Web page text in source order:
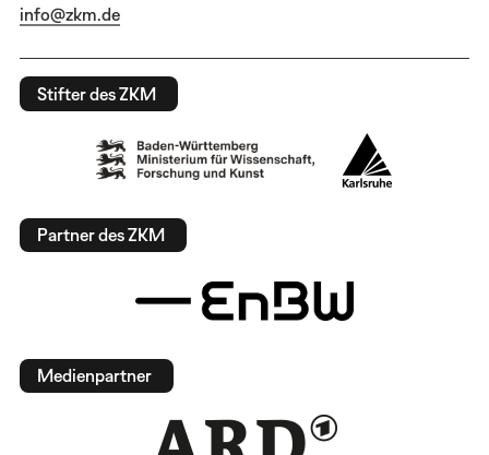
info@zkm.de
Stifter des ZKM
Partner des ZKM
Medienpartner